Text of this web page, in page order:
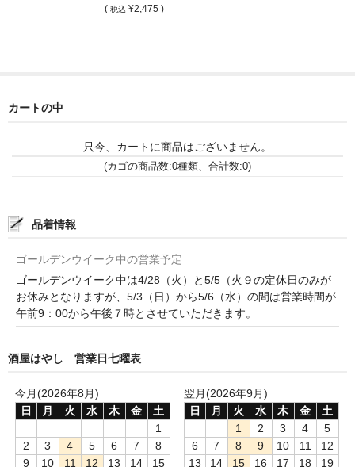
Fabulas（ﾌｧﾋﾞｭﾗｽ）
和-リキュール
キッコウトミ
( 税込 ¥2,475 )
カートの中
只今、カートに商品はございません。
(カゴの商品数:0種類、合計数:0)
品着情報
ゴールデンウイーク中の営業予定
ゴールデンウイーク中は4/28（火）と5/5（火９の定休日のみが
お休みとなりますが、5/3（日）から5/6（水）の間は営業時間が
午前9：00から午後７時とさせていただきます。
酒屋はやし 営業日七曜表
今月(2026年8月)
日
月 火 水 木 金
土
1
2
3 4 5 6 7
8
9
10 11 12 13 14 15
翌月(2026年9月)
日
月 火 水 木 金
土
1
2 3 4
5
6
7 8 9 10 11
12
13
14 15 16 17 18 19